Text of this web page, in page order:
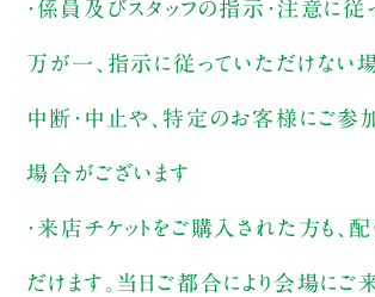
・係員及びスタッフの指示・注意に従っ
万が一、指示に従っていただけない場
中断・中止や、特定のお客様にご参
場合がございます
・来店チケットをご購入された方も、
だけます。当日ご都合により会場にご